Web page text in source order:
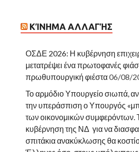
ΚΊΝΗΜΑ ΑΛΛΑΓΉΣ
ΟΣΔΕ 2026: Η κυβέρνηση
μετατρέψει ένα πρωτοφανές
πρωθυπουργική φιέστα06/08/
Το αρμόδιο Υπουργείο σιωπά,
την υπεράσπιση ο Υπουργός
των οικονομικών συμφερόντων.
κυβέρνηση της ΝΔ για να
σπιτάκια ανακύκλωσης θα